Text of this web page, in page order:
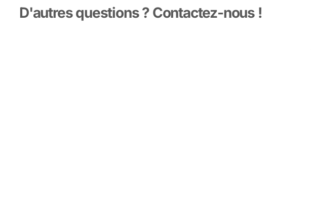
D'autres questions ? Contactez-nous !